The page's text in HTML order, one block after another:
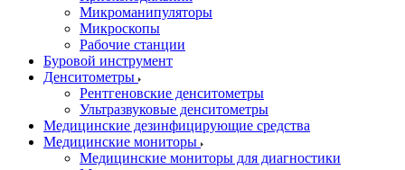
Микроманипуляторы
Микроскопы
Рабочие станции
Буровой инструмент
Денситометры
Рентгеновские денситометры
Ультразвуковые денситометры
Медицинские дезинфицирующие средства
Медицинские мониторы
Медицинские мониторы для диагностики